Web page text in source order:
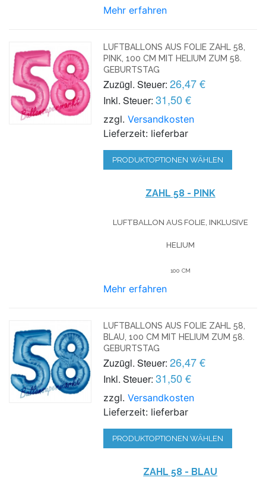
Mehr erfahren
LUFTBALLONS AUS FOLIE ZAHL 58,
PINK, 100 CM MIT HELIUM ZUM 58.
GEBURTSTAG
Zuzügl. Steuer: 26,47 €
Inkl. Steuer: 31,50 €
zzgl.Versandkosten
Lieferzeit: lieferbar
PRODUKTOPTIONEN WÄHLEN
ZAHL 58 - PINK
LUFTBALLON AUS FOLIE, INKLUSIVE
HELIUM
100 CM
Mehr erfahren
LUFTBALLONS AUS FOLIE ZAHL 58,
BLAU, 100 CM MIT HELIUM ZUM 58.
GEBURTSTAG
Zuzügl. Steuer: 26,47 €
Inkl. Steuer: 31,50 €
zzgl.Versandkosten
Lieferzeit: lieferbar
PRODUKTOPTIONEN WÄHLEN
ZAHL 58 - BLAU